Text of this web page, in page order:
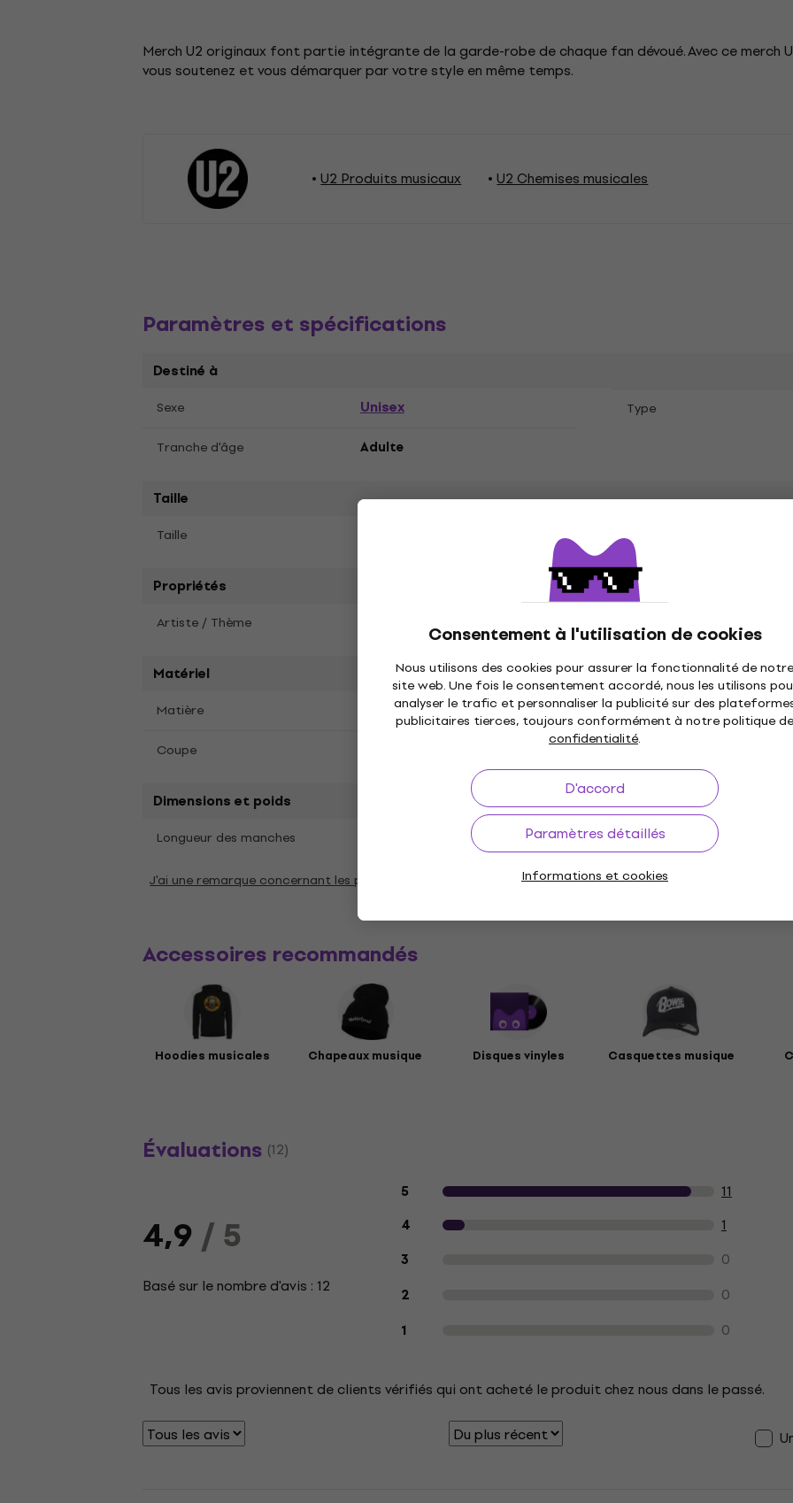
Consentement à l'utilisation de cookies
Nous utilisons des cookies pour assurer la fonctionnalité de notre
site web. Une fois le consentement accordé, nous les utilisons
analyser le trafic et personnaliser la publicité sur des
publicitaires tierces, toujours conformément à notre politique de
confidentialité.
D'accord
Paramètres détaillés
Informations et cookies
Merch U2 originaux font partie intégrante de la garde-robe de chaque fan dévoué. Avec ce merch
vous soutenez et vous démarquer par votre style en même temps.
U2 Produits musicaux U2 Chemises musicales
Paramètres et spécifications
Destiné à
Sexe Unisex Type
Tranche d'âge Adulte
Taille
Taille
Propriétés
Artiste / Thème
Matériel
Matière Coton doux Spécifications matérielles
Coupe
Dimensions et poids
Longueur des manches
J'ai une remarque concernant les paramètres
Accessoires recommandés
Hoodies musicales Chapeaux musique Disques vinyles Casquettes musique
Évaluations (12)
4,9/ 5
Basé sur le nombre d'avis : 12
Avis des clients sur le produit
5 11
4 1
3 0
2 0
1 0
Tous les avis proviennent de clients vérifiés qui ont acheté le produit chez nous dans le passé.